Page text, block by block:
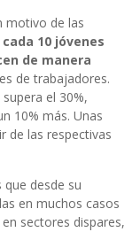
motivo de las
10 jóvenes
de manera
de trabajadores.
el 30%,
10% más. Unas
de las respectivas
desde su
en muchos casos
en sectores dispares,